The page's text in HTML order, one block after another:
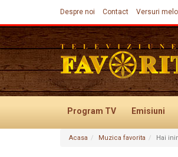
Despre noi Contact Versuri
Program TV Emisiuni
Evenimente
Acasa Muzica favorita Hai